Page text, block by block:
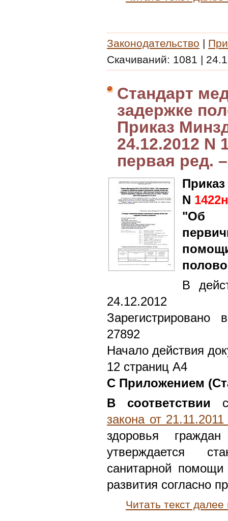
Законодательство |
Скачиваний: 1081 |
Стандарт
задержке
Приказ
24.12.2012 N
первая ред.
N 1422н
"Об
В
24.12.2012
27892
Начало действия
12 страниц А4
С Приложением
В соответствии
закона от
здоровья
утверждается
санитарной
развития согласно
Читать текст